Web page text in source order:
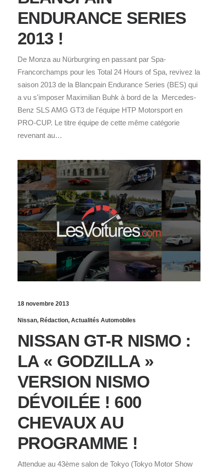
ENDURANCE SERIES
2013 !
De Monza au Nürburgring en passant par Spa-
Francorchamps pour les Total 24 Hours of Spa, revivez la
saison 2013 de la Blancpain Endurance Series (BES) qui
a vu s'imposer Maximilian Buhk à bord de la Mercedes-
Benz SLS AMG GT3 de l'équipe HTP Motorsport en
PRO-CUP. Le titre équipe de cette même catégorie
revenant au…
18 novembre 2013
Nissan, Rédaction, Actualités Automobiles
NISSAN GT-R NISMO :
LA « GODZILLA »
VERSION NISMO
DÉVOILÉE ! 600
CHEVAUX AU
PROGRAMME !
Attendue au 43ème salon de Tokyo (Tokyo Motor Show